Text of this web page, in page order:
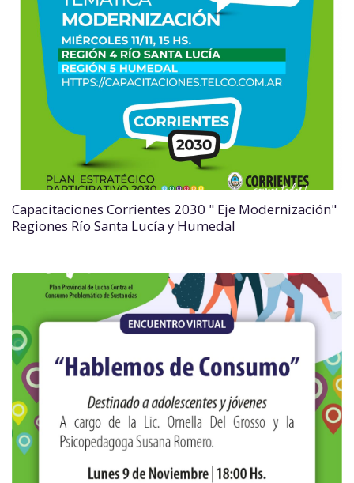
Capacitaciones Corrientes 2030 " Eje Modernización"
Regiones Río Santa Lucía y Humedal